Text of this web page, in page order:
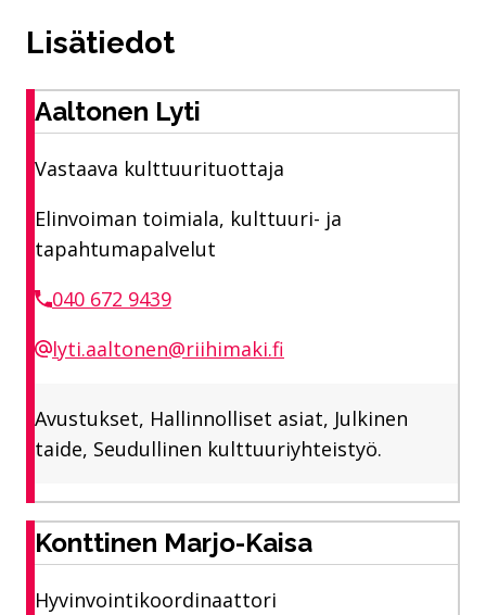
Lisätiedot
Aaltonen Lyti
Vastaava kulttuurituottaja
Elinvoiman toimiala, kulttuuri- ja
tapahtumapalvelut
040 672 9439
lyti.aaltonen@riihimaki.fi
Avustukset, Hallinnolliset asiat, Julkinen
taide, Seudullinen kulttuuriyhteistyö.
Konttinen Marjo-Kaisa
Hyvinvointikoordinaattori